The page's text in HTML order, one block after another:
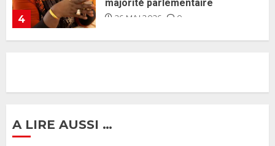
5
26 MAI 2026 0
A LIRE AUSSI …